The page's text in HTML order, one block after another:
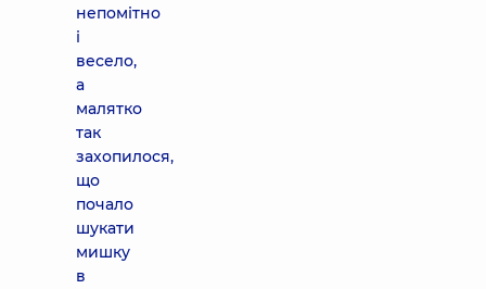
непомітно
і
весело,
а
малятко
так
захопилося,
що
почало
шукати
мишку
в